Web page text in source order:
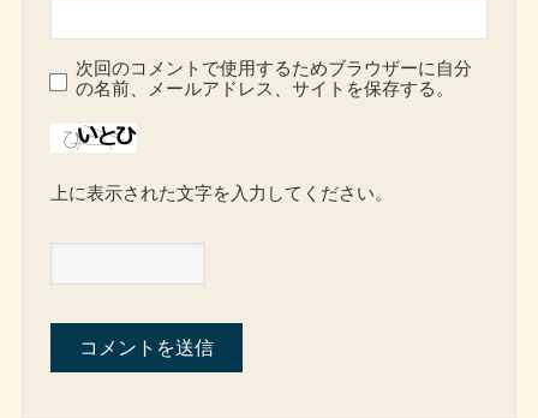
次回のコメントで使用するためブラウザーに自分
の名前、メールアドレス、サイトを保存する。
上に表示された文字を入力してください。